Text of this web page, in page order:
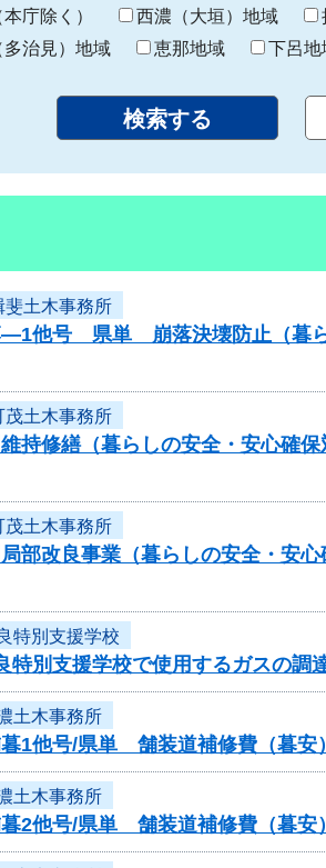
わ
り
庁除く） 西濃（大垣）地域
多治見）地域 恵那地域 下呂地
斐土木事務所
―1他号 県単 崩落決壊防止（暮
茂土木事務所
持修繕（暮らしの安全・安心確
茂土木事務所
部改良事業（暮らしの安全・安
特別支援学校
別支援学校で使用するガスの調
土木事務所
暮1他号/県単 舗装道補修費（暮
土木事務所
暮2他号/県単 舗装道補修費（暮